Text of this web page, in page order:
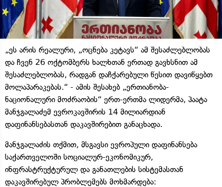
„ეს არის რეალური, „ოცნება კეტავს“ ამ შესაძლებლობას
და ჩვენ 26 ოქტომბერს ხალხთან ერთად გავხსნით ამ
შესაძლებლობას, რადგან დაჩქარებული წესით დავიწყებთ
მოლაპარაკებას.“ - ამის შესახებ „ერთიანობა-
ნაციონალური მოძრაობის“ ერთ-ერთმა ლიდერმა, პაატა
მანჯგალაძემ ევროკავშირის 14 მილიარდიან
დაფინანსებასთან დაკავშირებით განაცხადა.
მანჯგალაძის თქმით, მსგავსი ევროპული დაფინანსება
საქართველოში სოციალურ-ეკონომიკურ,
ინფრასტრუქტურულ და განათლების სისტემასთან
დაკავშირებულ პრობლემებს მოხმარდება: